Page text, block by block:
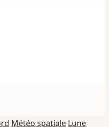
Météo spatiale Lune